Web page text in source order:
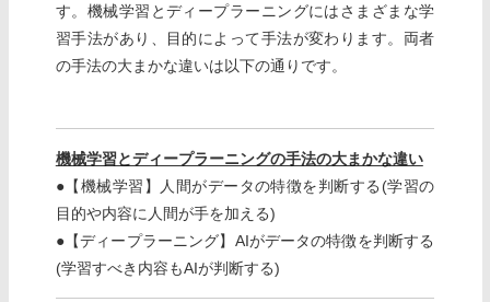
す。機械学習とディープラーニングにはさまざまな学
習手法があり、目的によって手法が変わります。両者
の手法の大まかな違いは以下の通りです。
機械学習とディープラーニングの手法の大まかな違い
●【機械学習】人間がデータの特徴を判断する(学習の
目的や内容に人間が手を加える)
●【ディープラーニング】AIがデータの特徴を判断する
(学習すべき内容もAIが判断する)